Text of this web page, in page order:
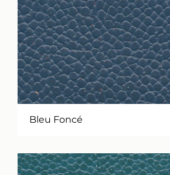
Bleu Foncé